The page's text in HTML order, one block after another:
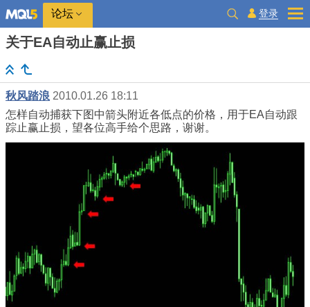
论坛 登录
关于EA自动止赢止损
秋风踏浪 2010.01.26 18:11
怎样自动捕获下图中箭头附近各低点的价格，用于EA自动跟
踪止赢止损，望各位高手给个思路，谢谢。